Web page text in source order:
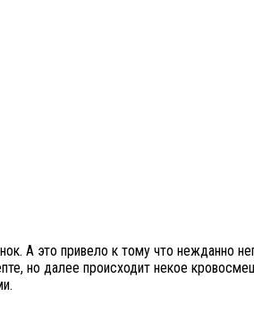
А это привело к тому что нежданно
но далее происходит некое